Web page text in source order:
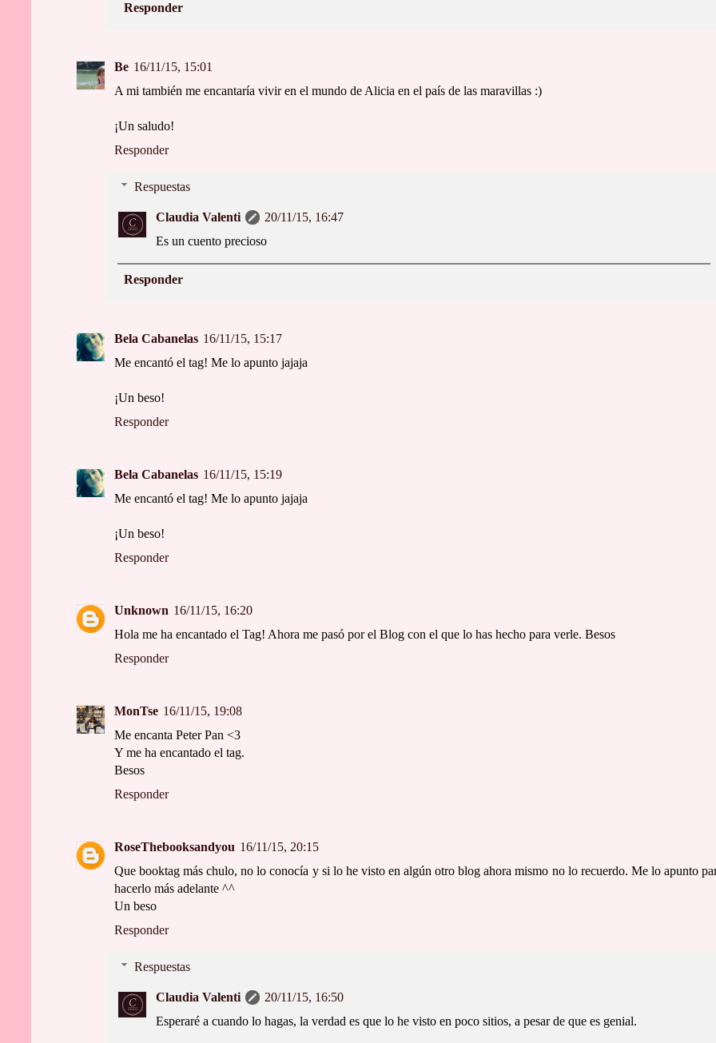
Responder
Be 16/11/15, 15:01
A mi también me encantaría vivir en el mundo de Alicia en el país de las maravillas :)
¡Un saludo!
Responder
Respuestas
Claudia Valenti
20/11/15, 16:47
Es un cuento precioso
Responder
Bela Cabanelas 16/11/15, 15:17
Me encantó el tag! Me lo apunto jajaja
¡Un beso!
Responder
Bela Cabanelas 16/11/15, 15:19
Me encantó el tag! Me lo apunto jajaja
¡Un beso!
Responder
Unknown 16/11/15, 16:20
Hola me ha encantado el Tag! Ahora me pasó por el Blog con el que lo has hecho para verle. Besos
Responder
MonTse 16/11/15, 19:08
Me encanta Peter Pan <3
Y me ha encantado el tag.
Besos
Responder
RoseThebooksandyou 16/11/15, 20:15
Que booktag más chulo, no lo conocía y si lo he visto en algún otro blog ahora mismo no lo recuerdo. Me lo apunto
hacerlo más adelante ^^
Un beso
Responder
Respuestas
Claudia Valenti
20/11/15, 16:50
Esperaré a cuando lo hagas, la verdad es que lo he visto en poco sitios, a pesar de que es genial.